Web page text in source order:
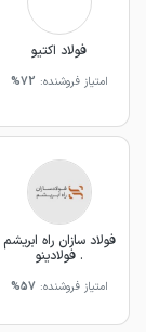
فولاد اکتیو
امتیاز فروشنده: 72%
فولاد سازان راه ابریشم
. فولادینو
امتیاز فروشنده: 57%